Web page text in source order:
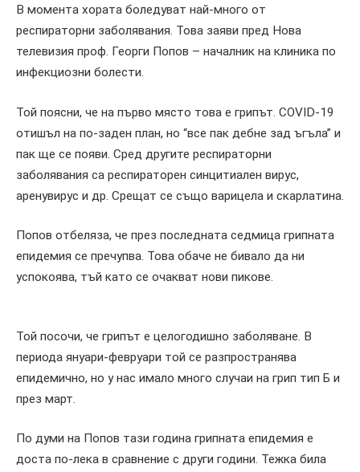
В момента хората боледуват най-много от
респираторни заболявания. Това заяви пред Нова
телевизия проф. Георги Попов – началник на клиника по
инфекциозни болести.
Той поясни, че на първо място това е грипът. COVID-19
отишъл на по-заден план, но “все пак дебне зад ъгъла” и
пак ще се появи. Сред другите респираторни
заболявания са респираторен синцитиален вирус,
аренувирус и др. Срещат се също варицела и скарлатина.
Попов отбеляза, че през последната седмица грипната
епидемия се пречупва. Това обаче не бивало да ни
успокоява, тъй като се очакват нови пикове.
Той посочи, че грипът е целогодишно заболяване. В
периода януари-февруари той се разпространява
епидемично, но у нас имало много случаи на грип тип Б и
през март.
По думи на Попов тази година грипната епидемия е
доста по-лека в сравнение с други години. Тежка била